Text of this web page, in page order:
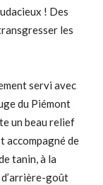
! Des
les
servi avec
du Piémont
un beau relief
accompagné de
tanin, à la
d’arrière-goût